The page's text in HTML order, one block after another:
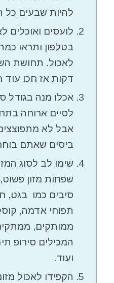
להיות שבעים כל
לועסים ואוכלים
בטלפון ותראו
דקות אז חכו
אכלו מנה בגודל
לסיים ארוחה
ביסים שאתם
שימו לב לסוג
שפחות מזון
סיבים כמו בגט,
תפוחי אדמה,
ממותקים,
המכילים סירופ
ועוד.
הקפידו לאכול